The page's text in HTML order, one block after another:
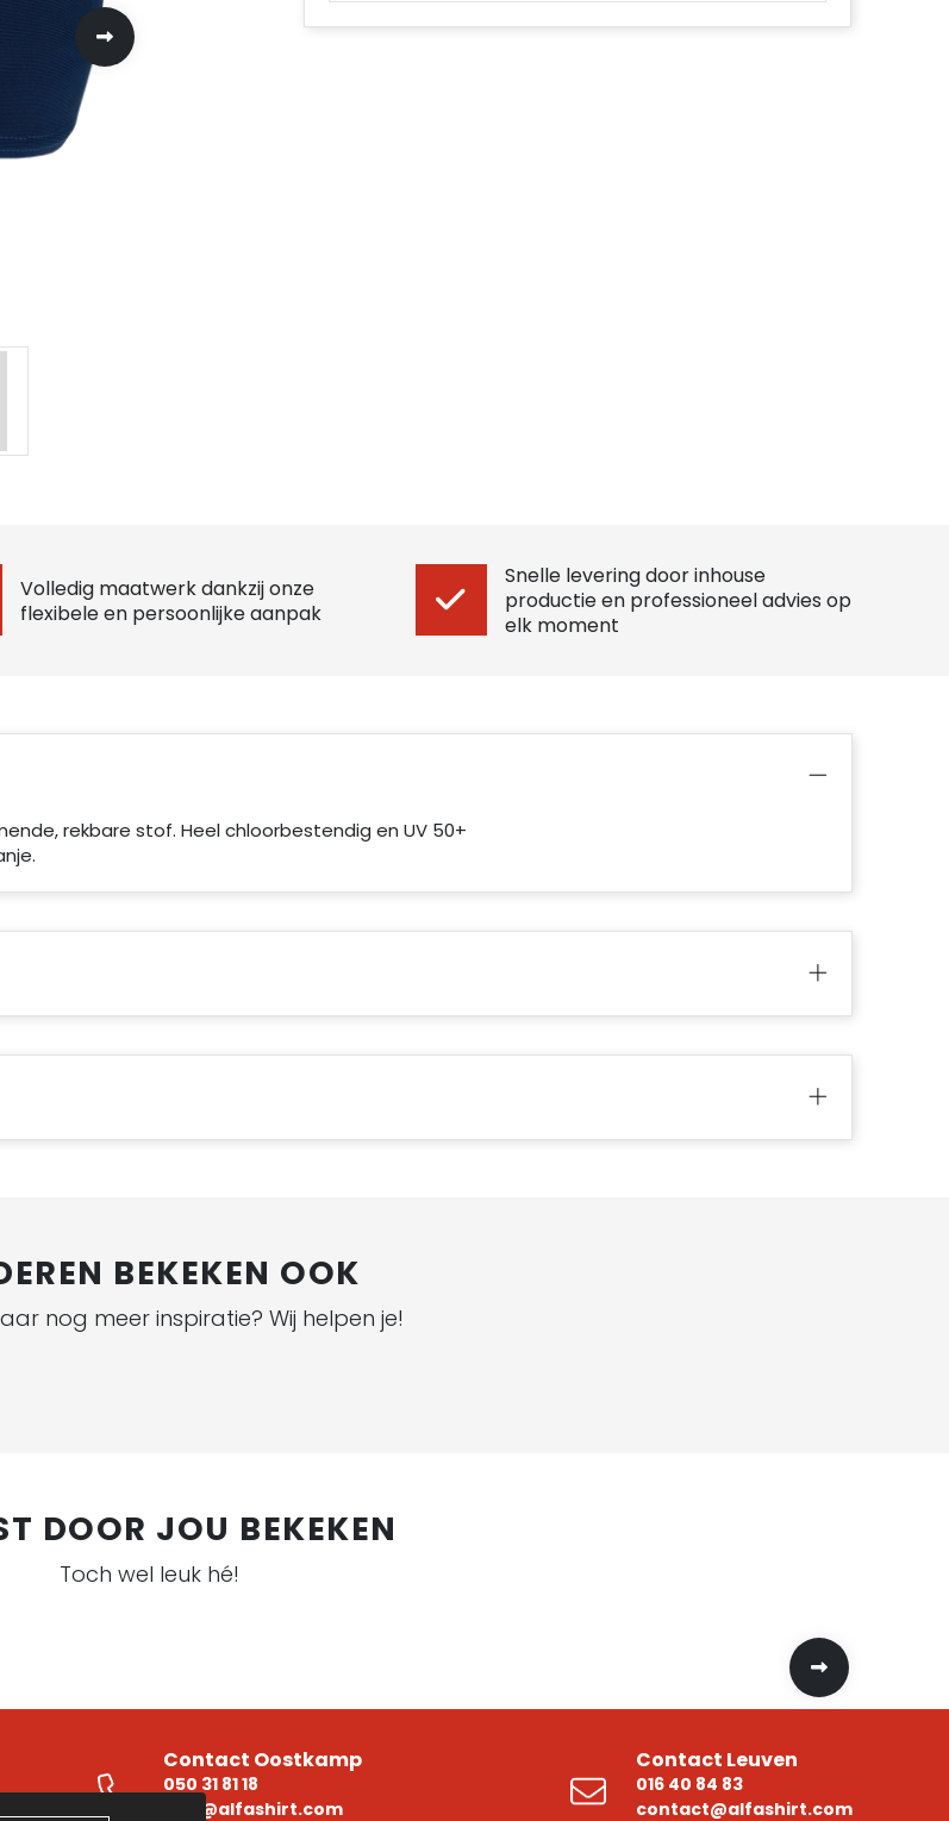
Volledig maatwerk dankzij onze
flexibele en persoonlijke aanpak
Snelle levering door inhouse
productie en professioneel advies op
elk moment
rekbare stof. Heel chloorbestendig en UV 50+
BEKEKEN OOK
nog meer inspiratie? Wij helpen je!
DOOR JOU BEKEKEN
Toch wel leuk hé!
Contact Oostkamp
050 31 81 18
info@alfashirt.com
Contact Leuven
016 40 84 83
contact@alfashirt.com